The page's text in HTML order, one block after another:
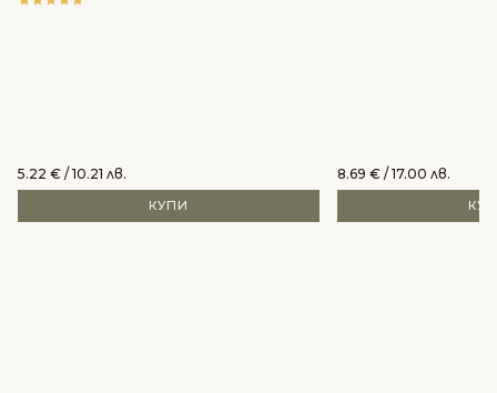
5.22 € / 10.21 лв.
КУПИ
8.69 € / 17.00 лв.